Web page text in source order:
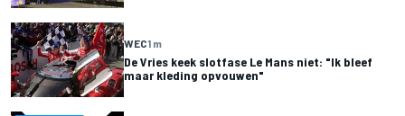
WEC1 m
De Vries keek slotfase Le Mans niet: "Ik bleef
maar kleding opvouwen"